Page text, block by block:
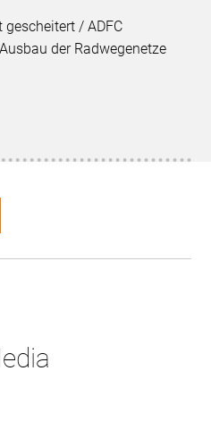
gescheitert / ADFC
der Radwegenetze